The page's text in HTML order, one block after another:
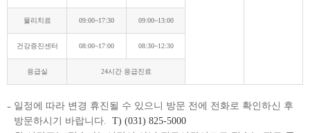
물리치료 09:00~17:30 09:00~13:00
건강증진센터 08:00~17:00 08:30~12:30
응급실 24시간 응급진료
일정에 따라 변경 휴진될 수 있으니 방문 전에 전화로 확인하신 후
방문하시기 바랍니다. T) (031) 825-5000